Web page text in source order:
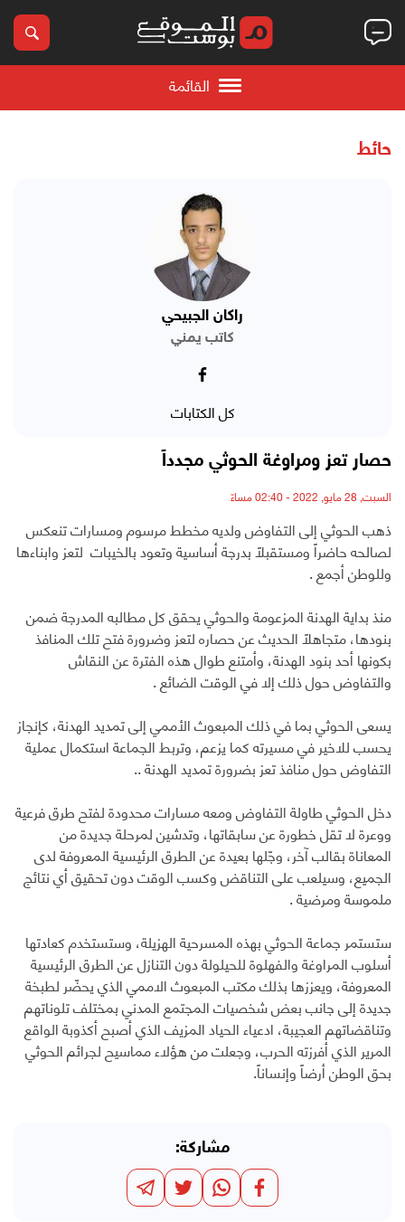
القائمة
حائط
راكان الجبيحي
كاتب يمني
كل الكتابات
حصار تعز ومراوغة الحوثي مجدداً
السبت, 28 مايو, 2022 - 02:40 مساءً
ذهب الحوثي إلى التفاوض ولديه مخطط مرسوم ومسارات تنعكس
لصالحه حاضراً ومستقبلاً بدرجة أساسية وتعود بالخيبات لتعز وابناءها
وللوطن أجمع .
منذ بداية الهدنة المزعومة والحوثي يحقق كل مطالبه المدرجة ضمن
بنودها، متجاهلاً الحديث عن حصاره لتعز وضرورة فتح تلك المنافذ
بكونها أحد بنود الهدنة، وأمتنع طوال هذه الفترة عن النقاش
والتفاوض حول ذلك إلا في الوقت الضائع .
يسعى الحوثي بما في ذلك المبعوث الأممي إلى تمديد الهدنة، كإنجاز
يحسب للاخير في مسيرته كما يزعم، وتربط الجماعة استكمال عملية
التفاوض حول منافذ تعز بضرورة تمديد الهدنة ..
دخل الحوثي طاولة التفاوض ومعه مسارات محدودة لفتح طرق فرعية
ووعرة لا تقل خطورة عن سابقاتها، وتدشين لمرحلة جديدة من
المعاناة بقالب آخر، وجّلها بعيدة عن الطرق الرئيسية المعروفة لدى
الجميع، وسيلعب على التناقض وكسب الوقت دون تحقيق أي نتائج
ملموسة ومرضية .
ستستمر جماعة الحوثي بهذه المسرحية الهزيلة، وستستخدم كعادتها
أسلوب المراوغة والفهلوة للحيلولة دون التنازل عن الطرق الرئيسية
المعروفة، ويعززها بذلك مكتب المبعوث الاممي الذي يحضّر لطبخة
جديدة إلى جانب بعض شخصيات المجتمع المدني بمختلف تلوناتهم
وتناقضاتهم العجيبة، ادعياء الحياد المزيف الذي أصبح أكذوبة الواقع
المرير الذي أفرزته الحرب، وجعلت من هؤلاء مماسيح لجرائم الحوثي
بحق الوطن أرضاً وإنساناً.
مشاركة: